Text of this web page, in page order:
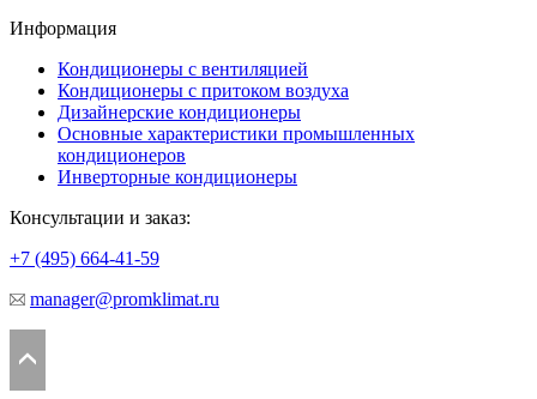
Информация
Кондиционеры с вентиляцией
Кондиционеры с притоком воздуха
Дизайнерские кондиционеры
Основные характеристики промышленных
кондиционеров
Инверторные кондиционеры
Консультации и заказ:
+7 (495) 664-41-59
manager@promklimat.ru